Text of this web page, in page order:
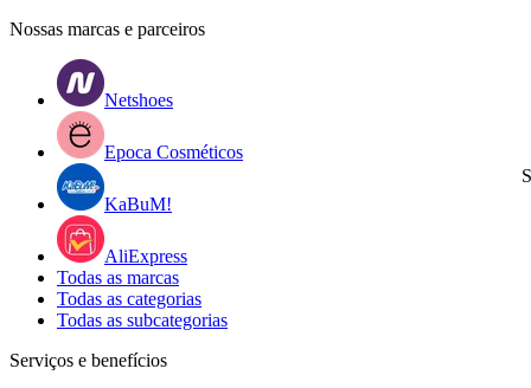
Nossas marcas e parceiros
Netshoes
Epoca Cosméticos
KaBuM!
AliExpress
Todas as marcas
Todas as categorias
Todas as subcategorias
Serviços e benefícios